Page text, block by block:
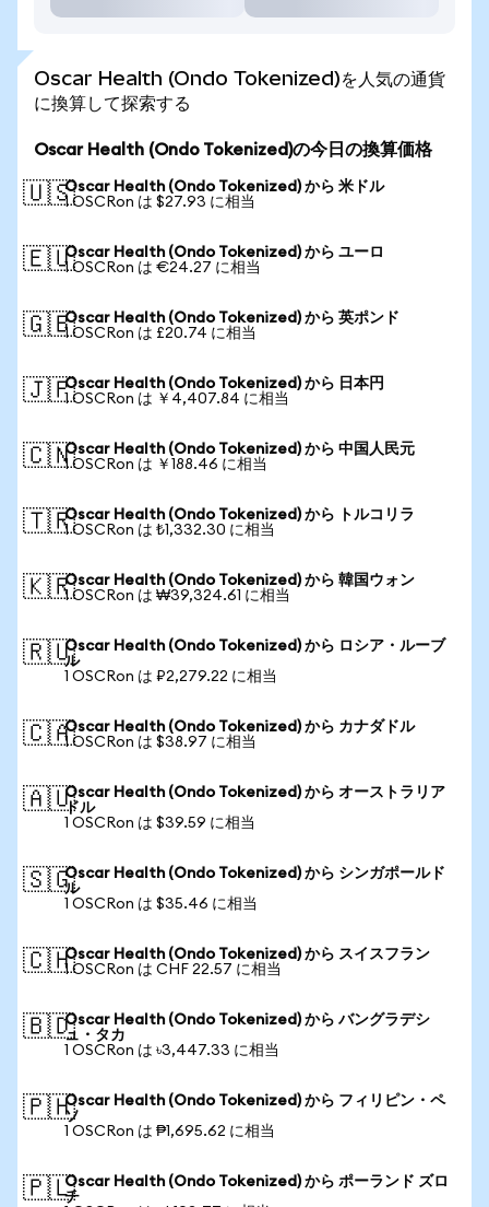
Oscar Health (Ondo Tokenized)を人気の通貨
に換算して探索する
Oscar Health (Ondo Tokenized)の今日の換算価格
🇺🇸Oscar Health (Ondo Tokenized) から 米ドル
1 OSCRon は $27.93 に相当
🇪🇺Oscar Health (Ondo Tokenized) から ユーロ
1 OSCRon は €24.27 に相当
🇬🇧Oscar Health (Ondo Tokenized) から 英ポンド
1 OSCRon は £20.74 に相当
🇯🇵Oscar Health (Ondo Tokenized) から 日本円
1 OSCRon は ￥4,407.84 に相当
🇨🇳Oscar Health (Ondo Tokenized) から 中国人民元
1 OSCRon は ￥188.46 に相当
🇹🇷Oscar Health (Ondo Tokenized) から トルコリラ
1 OSCRon は ₺1,332.30 に相当
🇰🇷Oscar Health (Ondo Tokenized) から 韓国ウォン
1 OSCRon は ₩39,324.61 に相当
🇷🇺Oscar Health (Ondo Tokenized) から ロシア・ルーブ
ル
1 OSCRon は ₽2,279.22 に相当
🇨🇦Oscar Health (Ondo Tokenized) から カナダドル
1 OSCRon は $38.97 に相当
🇦🇺Oscar Health (Ondo Tokenized) から オーストラリア
ドル
1 OSCRon は $39.59 に相当
🇸🇬Oscar Health (Ondo Tokenized) から シンガポールド
ル
1 OSCRon は $35.46 に相当
🇨🇭Oscar Health (Ondo Tokenized) から スイスフラン
1 OSCRon は CHF 22.57 に相当
🇧🇩Oscar Health (Ondo Tokenized) から バングラデシ
ュ・タカ
1 OSCRon は ৳3,447.33 に相当
🇵🇭Oscar Health (Ondo Tokenized) から フィリピン・ペ
ソ
1 OSCRon は ₱1,695.62 に相当
🇵🇱Oscar Health (Ondo Tokenized) から ポーランド ズロ
チ